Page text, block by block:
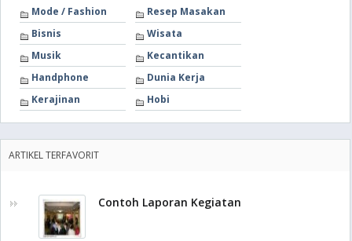
Mode / Fashion
Resep Masakan
Bisnis
Wisata
Musik
Kecantikan
Handphone
Dunia Kerja
Kerajinan
Hobi
ARTIKEL TERFAVORIT
Contoh Laporan Kegiatan